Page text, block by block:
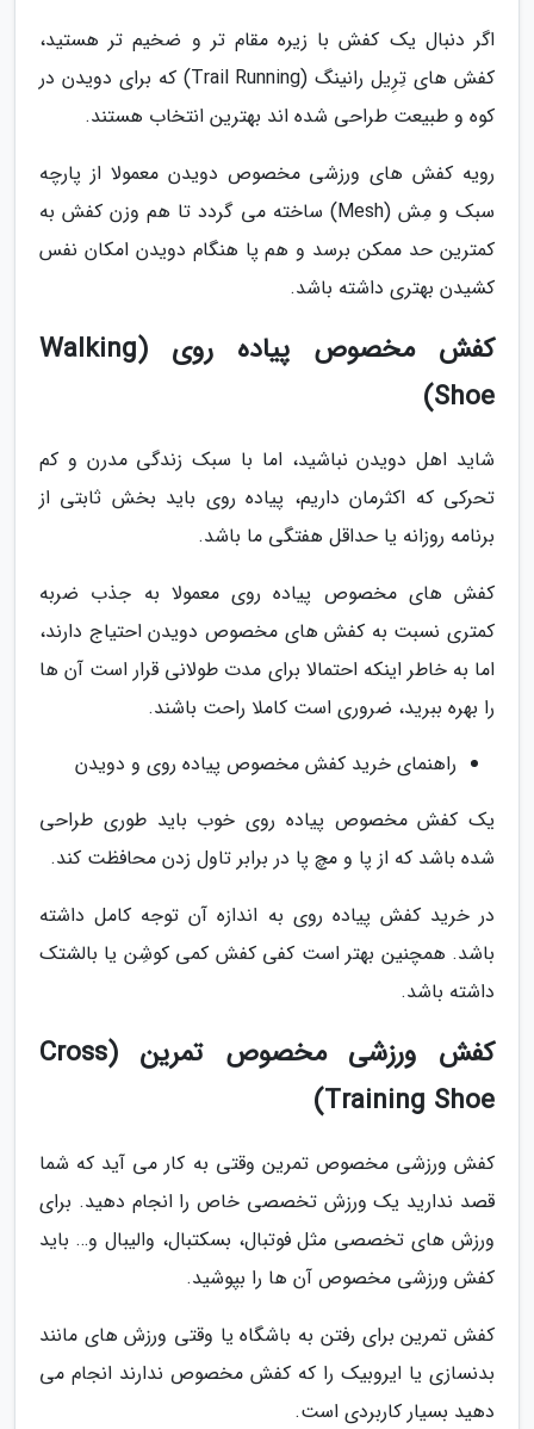
اگر دنبال یک کفش با زیره مقام تر و ضخیم تر هستید،
کفش های تِرِیل رانینگ (Trail Running) که برای دویدن در
کوه و طبیعت طراحی شده اند بهترین انتخاب هستند.
رویه کفش های ورزشی مخصوص دویدن معمولا از پارچه
سبک و مِش (Mesh) ساخته می گردد تا هم وزن کفش به
کمترین حد ممکن برسد و هم پا هنگام دویدن امکان نفس
کشیدن بهتری داشته باشد.
کفش مخصوص پیاده روی (Walking
Shoe)
شاید اهل دویدن نباشید، اما با سبک زندگی مدرن و کم
تحرکی که اکثرمان داریم، پیاده روی باید بخش ثابتی از
برنامه روزانه یا حداقل هفتگی ما باشد.
کفش های مخصوص پیاده روی معمولا به جذب ضربه
کمتری نسبت به کفش های مخصوص دویدن احتیاج دارند،
اما به خاطر اینکه احتمالا برای مدت طولانی قرار است آن ها
را بهره ببرید، ضروری است کاملا راحت باشند.
راهنمای خرید کفش مخصوص پیاده روی و دویدن
یک کفش مخصوص پیاده روی خوب باید طوری طراحی
شده باشد که از پا و مچ پا در برابر تاول زدن محافظت کند.
در خرید کفش پیاده روی به اندازه آن توجه کامل داشته
باشد. همچنین بهتر است کفی کفش کمی کوشِن یا بالشتک
داشته باشد.
کفش ورزشی مخصوص تمرین (Cross
Training Shoe)
کفش ورزشی مخصوص تمرین وقتی به کار می آید که شما
قصد ندارید یک ورزش تخصصی خاص را انجام دهید. برای
ورزش های تخصصی مثل فوتبال، بسکتبال، والیبال و… باید
کفش ورزشی مخصوص آن ها را بپوشید.
کفش تمرین برای رفتن به باشگاه یا وقتی ورزش های مانند
بدنسازی یا ایروبیک را که کفش مخصوص ندارند انجام می
دهید بسیار کاربردی است.